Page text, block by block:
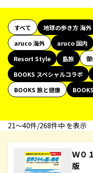
すべて 地球の歩き方 海外
aruco 海外
aruco 国内
Resort Style
島旅
BOOKS スペシャルコラボ
BOOKS 旅と健康
21〜40件/268件中 を表示
Ｗ０
版